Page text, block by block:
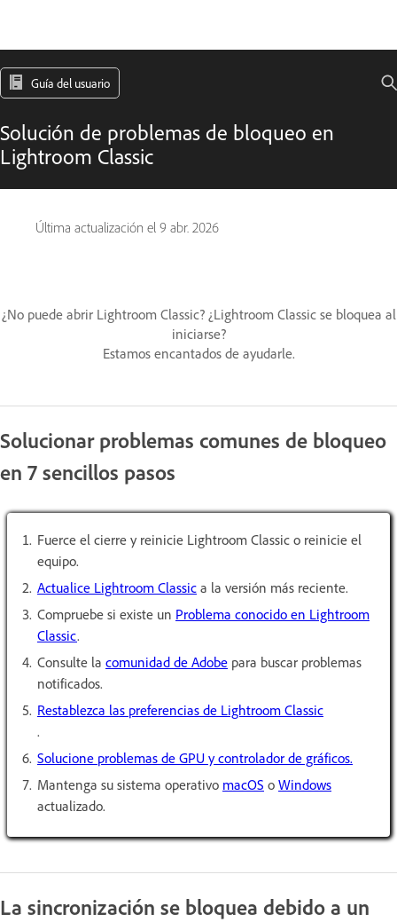
Guía del usuario
Solución de problemas de bloqueo en
Lightroom Classic
Última actualización el 9 abr. 2026
¿No puede abrir Lightroom Classic? ¿Lightroom Classic se bloquea al
iniciarse?
Estamos encantados de ayudarle.
Solucionar problemas comunes de bloqueo
en 7 sencillos pasos
Fuerce el cierre y reinicie Lightroom Classic o reinicie el
equipo.
Actualice Lightroom Classic a la versión más reciente.
Compruebe si existe un Problema conocido en Lightroom
Classic.
Consulte la comunidad de Adobe para buscar problemas
notificados.
Restablezca las preferencias de Lightroom Classic
.
Solucione problemas de GPU y controlador de gráficos.
Mantenga su sistema operativo macOS o Windows
actualizado.
La sincronización se bloquea debido a un